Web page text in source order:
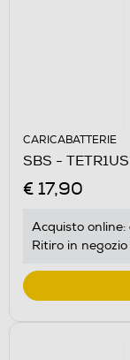
CARICABATTERIE
SBS -
€ 17,90
Acquisto online:
Ritiro in